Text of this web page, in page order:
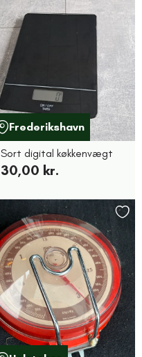
Frederikshavn
Sort digital køkkenvægt
30,00 kr.